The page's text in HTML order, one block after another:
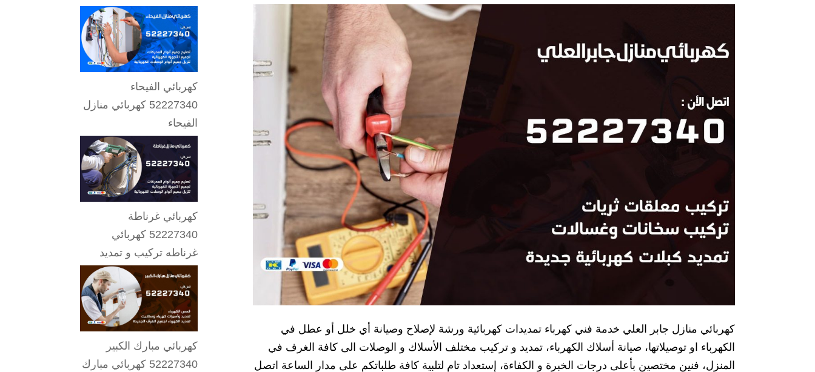
كهربائي منازل جابر العلي خدمة فني كهرباء تمديدات كهربائية ورشة لإصلاح وصيانة أي خلل أو عطل في
الكهرباء او توصيلاتها، صيانة أسلاك الكهرباء، تمديد و تركيب مختلف الأسلاك و الوصلات الى كافة الغرف في
المنزل، فنين مختصين بأعلى درجات الخبرة و الكفاءة، إستعداد تام لتلبية كافة طلباتكم على مدار الساعة اتصل
كهربائي الفيحاء
52227340 كهربائي منازل
الفيحاء
كهربائي غرناطة
52227340 كهربائي
غرناطه تركيب و تمديد
كهربائي مبارك الكبير
52227340 كهربائي مبارك